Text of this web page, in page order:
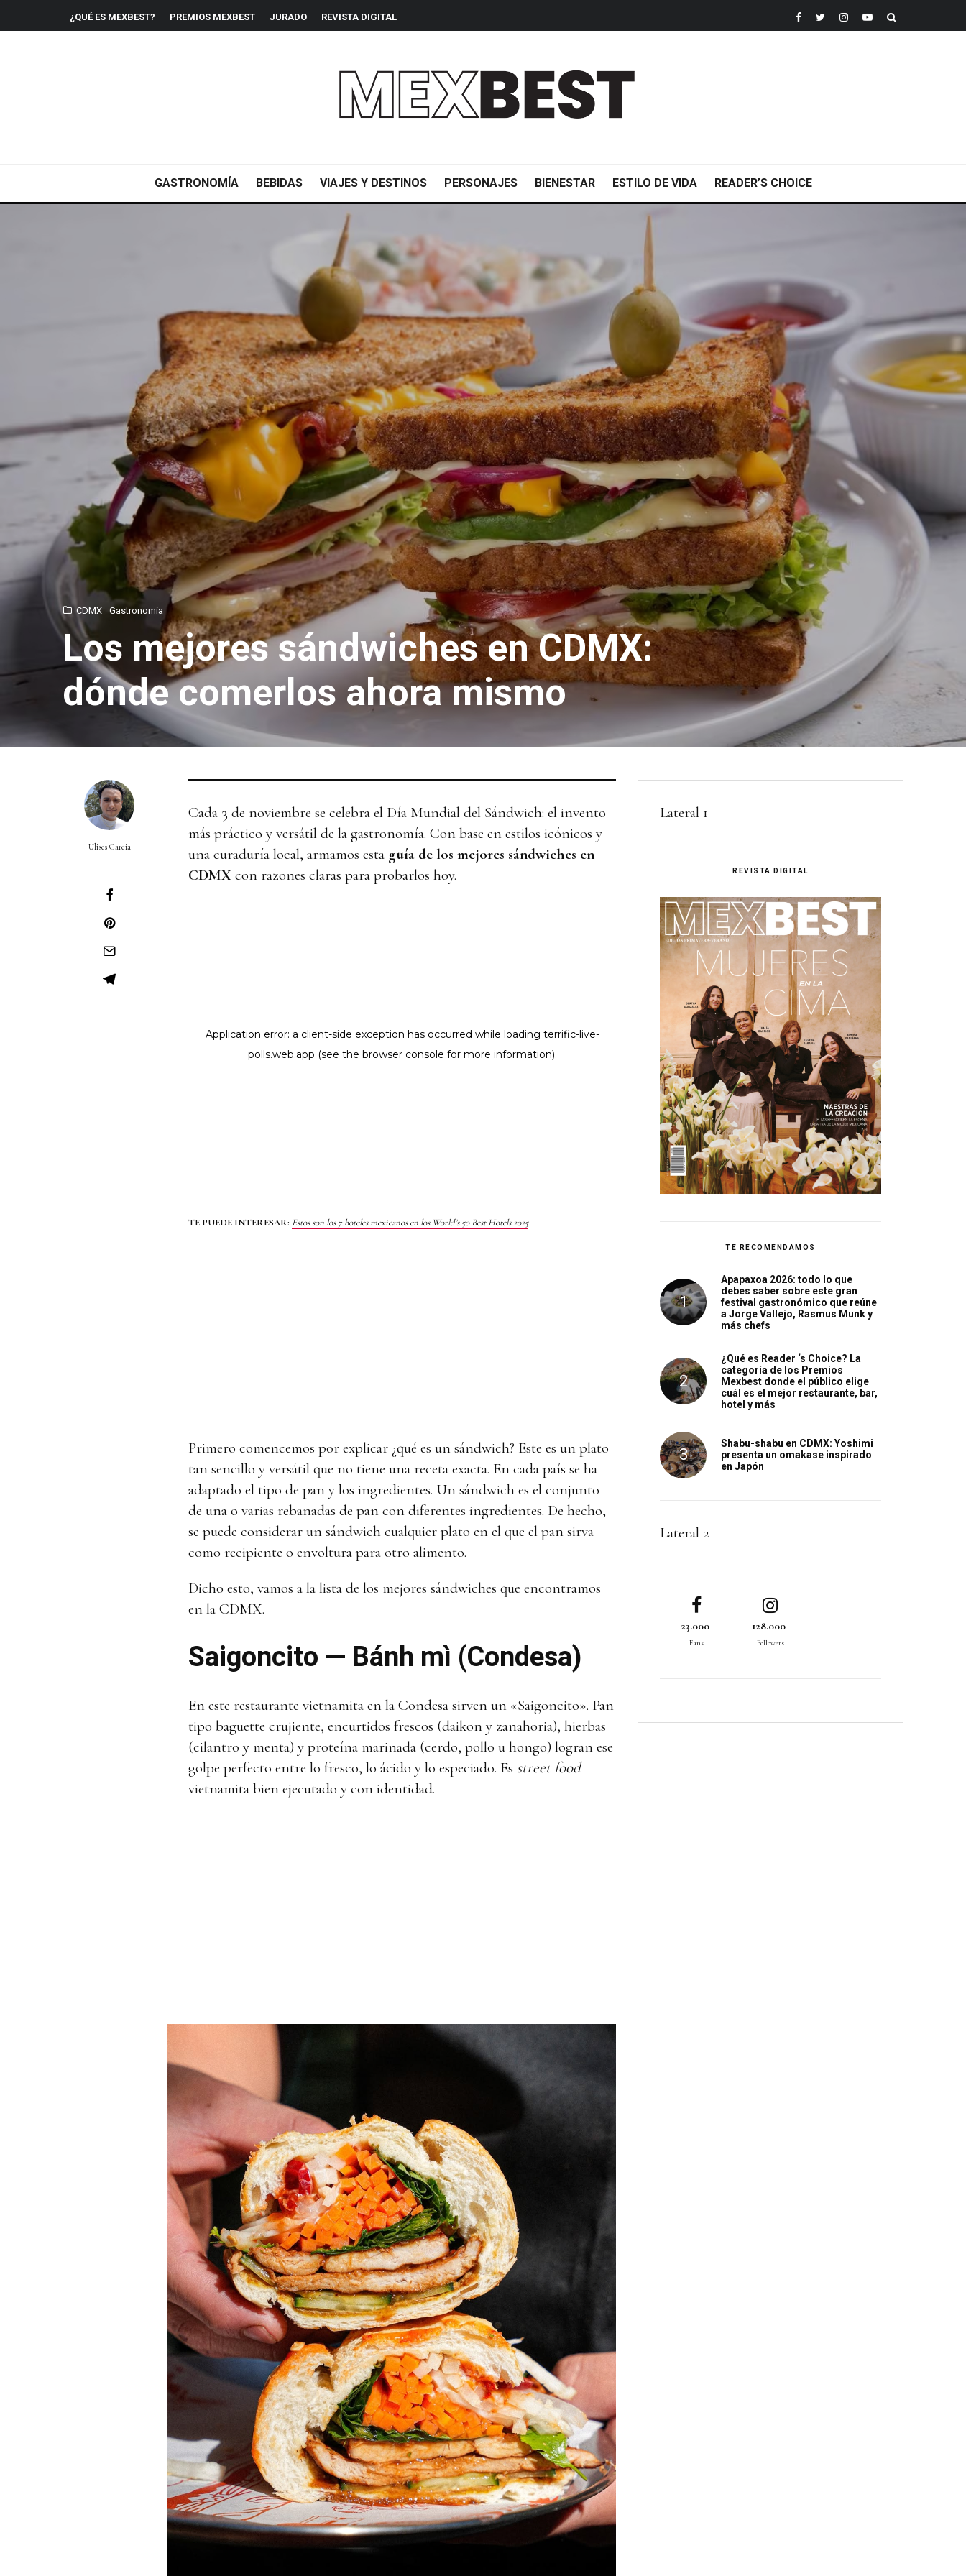
¿QUÉ ES MEXBEST? PREMIOS MEXBEST JURADO REVISTA DIGITAL
GASTRONOMÍA BEBIDAS VIAJES Y DESTINOS PERSONAJES BIENESTAR ESTILO DE VIDA READER’S CHOICE
CDMX Gastronomía
Los mejores sándwiches en CDMX:
dónde comerlos ahora mismo
Ulises Garcia
Cada 3 de noviembre se celebra el Día Mundial del Sándwich: el invento
más práctico y versátil de la gastronomía. Con base en estilos icónicos y
una curaduría local, armamos esta guía de los mejores sándwiches en
CDMX con razones claras para probarlos hoy.
TE PUEDE INTERESAR: Estos son los 7 hoteles mexicanos en los World’s 50 Best Hotels 2025
Primero comencemos por explicar ¿qué es un sándwich? Este es un plato
tan sencillo y versátil que no tiene una receta exacta. En cada país se ha
adaptado el tipo de pan y los ingredientes. Un sándwich es el conjunto
de una o varias rebanadas de pan con diferentes ingredientes. De hecho,
se puede considerar un sándwich cualquier plato en el que el pan sirva
como recipiente o envoltura para otro alimento.
Dicho esto, vamos a la lista de los mejores sándwiches que encontramos
en la CDMX.
Saigoncito — Bánh mì (Condesa)
En este restaurante vietnamita en la Condesa sirven un «Saigoncito». Pan
tipo baguette crujiente, encurtidos frescos (daikon y zanahoria), hierbas
(cilantro y menta) y proteína marinada (cerdo, pollo u hongo) logran ese
golpe perfecto entre lo fresco, lo ácido y lo especiado. Es street food
vietnamita bien ejecutado y con identidad.
Lateral 1
REVISTA DIGITAL
TE RECOMENDAMOS
Apapaxoa 2026: todo lo que
debes saber sobre este gran
festival gastronómico que reúne
a Jorge Vallejo, Rasmus Munk y
más chefs
¿Qué es Reader ‘s Choice? La
categoría de los Premios
Mexbest donde el público elige
cuál es el mejor restaurante, bar,
hotel y más
Shabu-shabu en CDMX: Yoshimi
presenta un omakase inspirado
en Japón
Lateral 2
23.000
Fans
128.000
Followers